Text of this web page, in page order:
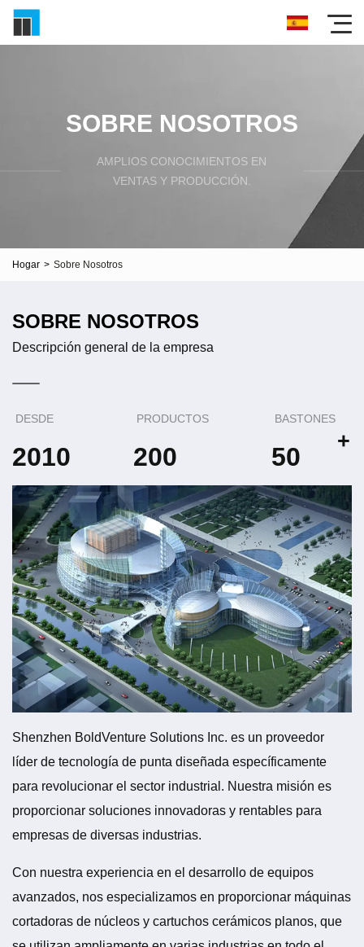
SOBRE NOSOTROS
AMPLIOS CONOCIMIENTOS EN
VENTAS Y PRODUCCIÓN.
Hogar > Sobre Nosotros
SOBRE NOSOTROS
Descripción general de la empresa
DESDE
2010
PRODUCTOS
200
BASTONES
50
+
Shenzhen BoldVenture Solutions Inc. es un proveedor
líder de tecnología de punta diseñada específicamente
para revolucionar el sector industrial. Nuestra misión es
proporcionar soluciones innovadoras y rentables para
empresas de diversas industrias.
Con nuestra experiencia en el desarrollo de equipos
avanzados, nos especializamos en proporcionar máquinas
cortadoras de núcleos y cartuchos cerámicos planos, que